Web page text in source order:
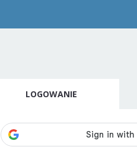
LOGOWANIE